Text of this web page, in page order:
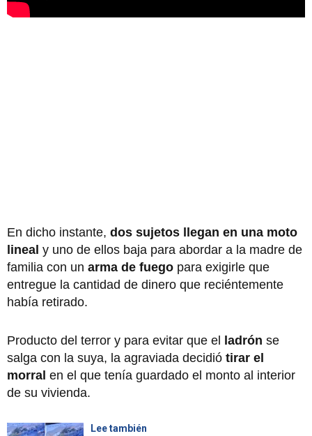
En dicho instante, dos sujetos llegan en una moto
lineal y uno de ellos baja para abordar a la madre de
familia con un arma de fuego para exigirle que
entregue la cantidad de dinero que reciéntemente
había retirado.
Producto del terror y para evitar que el ladrón se
salga con la suya, la agraviada decidió tirar el
morral en el que tenía guardado el monto al interior
de su vivienda.
Lee también